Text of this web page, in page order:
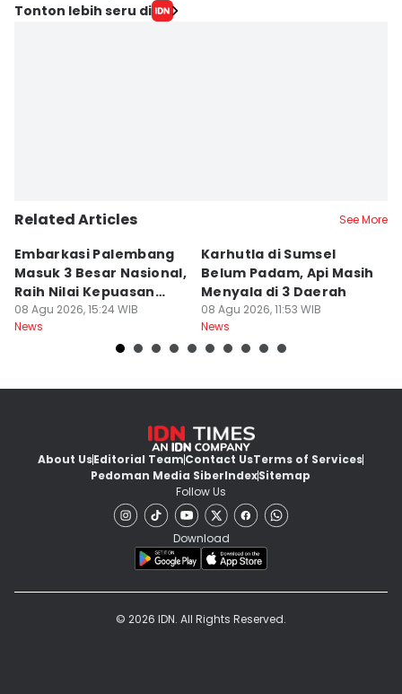
Tonton lebih seru di
Related Articles See More
Embarkasi Palembang
Masuk 3 Besar Nasional,
Raih Nilai Kepuasan
86,65
08 Agu 2026, 15:24 WIB
News
Karhutla di Sumsel
Belum Padam, Api Masih
Menyala di 3 Daerah
08 Agu 2026, 11:53 WIB
News
About UsEditorial TeamContact UsTerms of Services
Pedoman Media SiberIndexSitemap
Follow Us
Download
© 2026 IDN. All Rights Reserved.